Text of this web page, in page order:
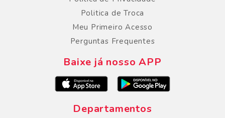
Politica de Troca
Meu Primeiro Acesso
Perguntas Frequentes
Baixe já nosso APP
Departamentos